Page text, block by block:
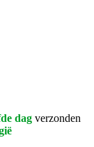
dag verzonden